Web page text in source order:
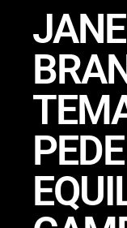
PEDE